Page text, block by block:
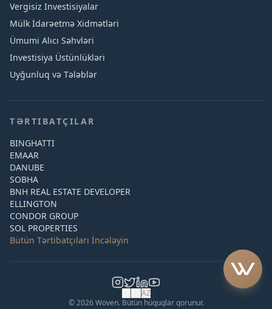
Vergisiz Investisiyalar
Mülk İdarəetmə Xidmətləri
Ümumi Alıcı Səhvləri
Investisiya Üstünlükləri
Uyğunluq və Tələblər
TƏRTIBATÇILAR
BINGHATTI
EMAAR
DANUBE
SOBHA
BNH REAL ESTATE DEVELOPER
ELLINGTON
CONDOR GROUP
SOL PROPERTIES
Bütün Tərtibatçıları İncələyin
© 2026 Woven. Bütün hüquqlar qorunur.
AZ